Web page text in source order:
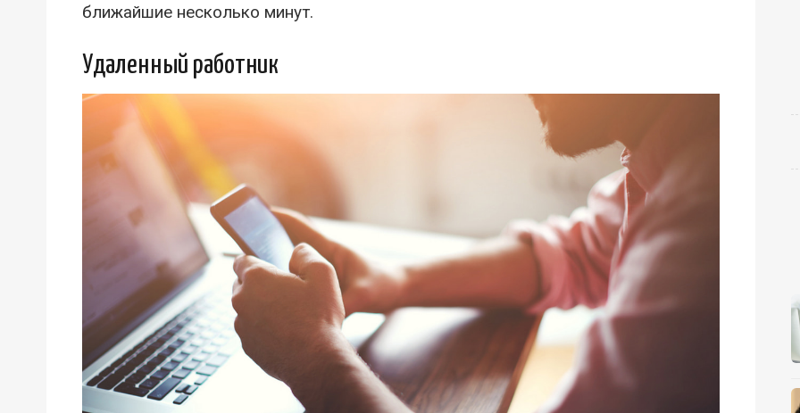
ближайшие несколько минут.
Удаленный работник